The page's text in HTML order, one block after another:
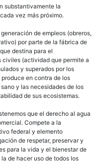
substantivamente la
vez más próximo.
de empleos (obreros,
por parte de la fábrica de
destina para el
(actividad que permite a
y superados por los
en contra de los
y las necesidades de los
de sus ecosistemas.
que el derecho al agua
Compete a la
federal y elemento
de respetar, preservar y
para la vida y el bienestar de
de hacer uso de todos los